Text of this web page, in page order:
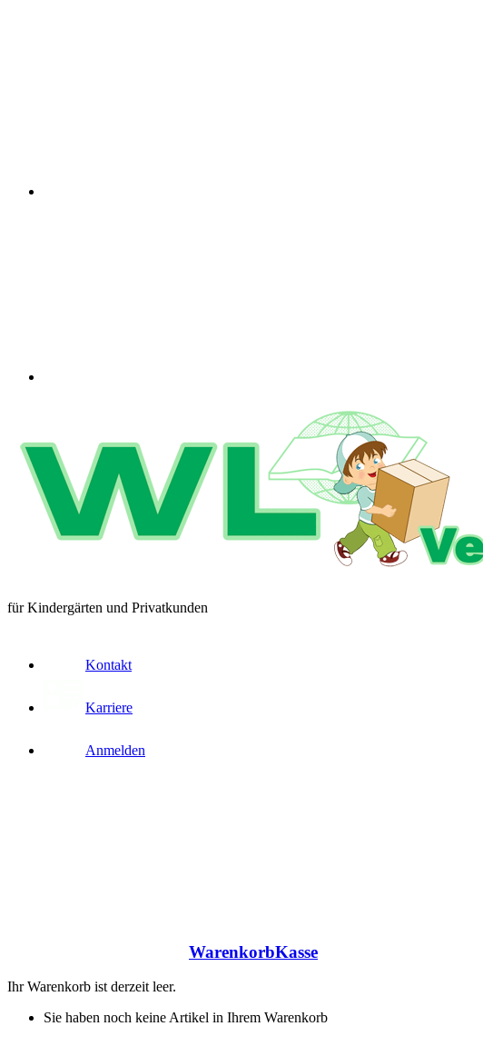
für Kindergärten und Privatkunden
Kontakt
Karriere
Anmelden
WarenkorbKasse
Ihr Warenkorb ist derzeit leer.
Sie haben noch keine Artikel in Ihrem Warenkorb